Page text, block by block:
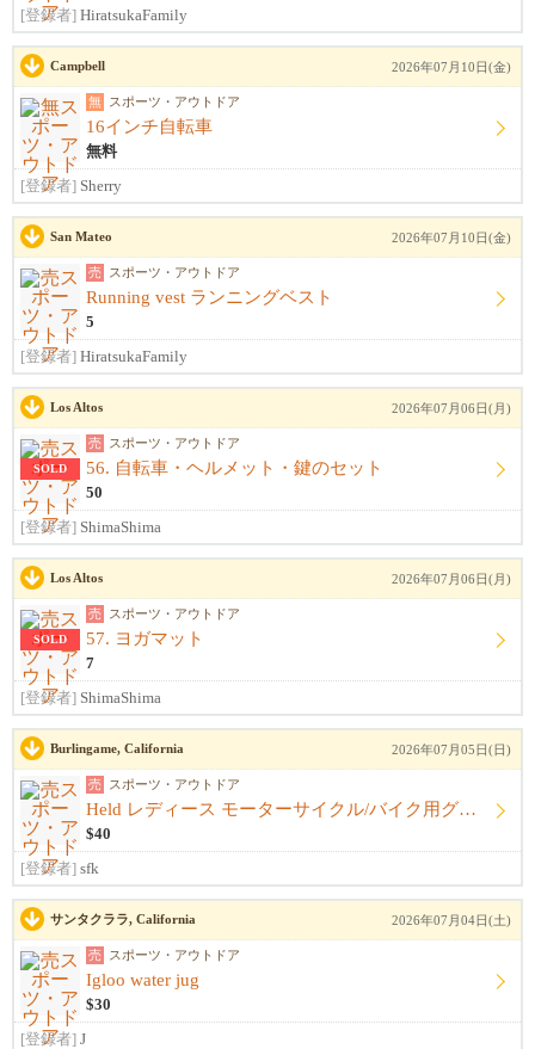
[登録者] HiratsukaFamily
Campbell 2026年07月10日(金)
無 スポーツ・アウトドア
16インチ自転車
無料
[登録者] Sherry
San Mateo 2026年07月10日(金)
売 スポーツ・アウトドア
Running vest ランニングベスト
5
[登録者] HiratsukaFamily
Los Altos 2026年07月06日(月)
SOLD
売 スポーツ・アウトドア
56. 自転車・ヘルメット・鍵のセット
50
[登録者] ShimaShima
Los Altos 2026年07月06日(月)
SOLD
売 スポーツ・アウトドア
57. ヨガマット
7
[登録者] ShimaShima
Burlingame, California 2026年07月05日(日)
売 スポーツ・アウトドア
Held レディース モーターサイクル/バイク用グローブ、サイズS NEW
$40
[登録者] sfk
サンタクララ, California 2026年07月04日(土)
売 スポーツ・アウトドア
Igloo water jug
$30
[登録者] J